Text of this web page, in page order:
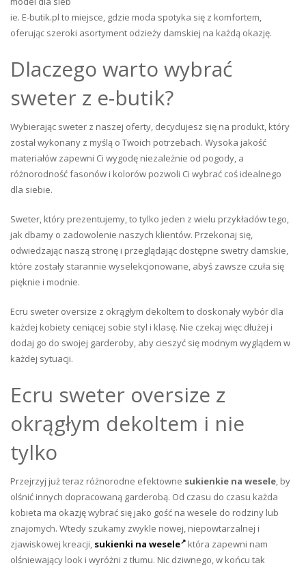
ie. E-butik.pl to miejsce, gdzie moda spotyka się z komfortem,
oferując szeroki asortyment odzieży damskiej na każdą okazję.
Dlaczego warto wybrać
sweter z e-butik?
Wybierając sweter z naszej oferty, decydujesz się na produkt, który
został wykonany z myślą o Twoich potrzebach. Wysoka jakość
materiałów zapewni Ci wygodę niezależnie od pogody, a
różnorodność fasonów i kolorów pozwoli Ci wybrać coś idealnego
dla siebie.
Sweter, który prezentujemy, to tylko jeden z wielu przykładów tego,
jak dbamy o zadowolenie naszych klientów. Przekonaj się,
odwiedzając naszą stronę i przeglądając dostępne swetry damskie,
które zostały starannie wyselekcjonowane, abyś zawsze czuła się
pięknie i modnie.
Ecru sweter oversize z okrągłym dekoltem to doskonały wybór dla
każdej kobiety ceniącej sobie styl i klasę. Nie czekaj więc dłużej i
dodaj go do swojej garderoby, aby cieszyć się modnym wyglądem w
każdej sytuacji.
Ecru sweter oversize z
okrągłym dekoltem i nie
tylko
Przejrzyj już teraz różnorodne efektowne sukienkie na wesele, by
olśnić innych dopracowaną garderobą. Od czasu do czasu każda
kobieta ma okazję wybrać się jako gość na wesele do rodziny lub
znajomych. Wtedy szukamy zwykle nowej, niepowtarzalnej i
zjawiskowej kreacji, sukienki na wesele
która zapewni nam
olśniewający look i wyróżni z tłumu. Nic dziwnego, w końcu tak